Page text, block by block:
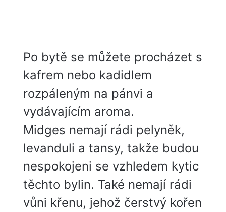
Po bytě se můžete procházet s
kafrem nebo kadidlem
rozpáleným na pánvi a
vydávajícím aroma.
Midges nemají rádi pelyněk,
levanduli a tansy, takže budou
nespokojeni se vzhledem kytic
těchto bylin. Také nemají rádi
vůni křenu, jehož čerstvý kořen